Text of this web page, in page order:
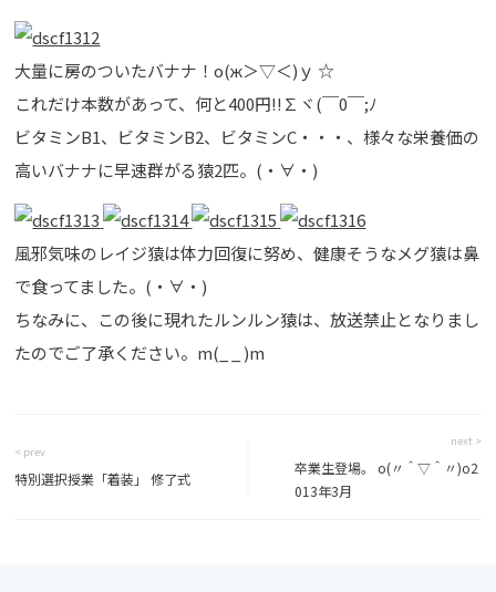
大量に房のついたバナナ！о(ж＞▽＜)ｙ ☆
これだけ本数があって、何と400円!!∑ヾ(￣0￣;ﾉ
ビタミンB1、ビタミンB2、ビタミンC・・・、様々な栄養価の
高いバナナに早速群がる猿2匹。(・∀・)
風邪気味のレイジ猿は体力回復に努め、健康そうなメグ猿は鼻
で食ってました。(・∀・)
ちなみに、この後に現れたルンルン猿は、放送禁止となりまし
たのでご了承ください。m(_ _ )m
< prev
特別選択授業「着装」 修了式
next >
卒業生登場。 o(〃＾▽＾〃)o2
013年3月